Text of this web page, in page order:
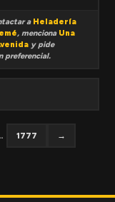
a Heladería
, menciona Una
y pide
preferencial.
1777
→